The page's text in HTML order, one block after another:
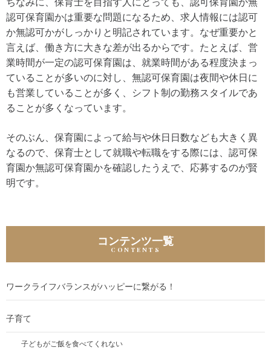
認可保育園かは重要な問題になるため、求人情報には認可
か無認可かがしっかりと明記されています。なぜ重要かと
言えば、働き方に大きな差が出るからです。たとえば、営
業時間が一定の認可保育園は、就業時間がある程度決まっ
ていることが多いのに対し、無認可保育園は夜間や休日に
も営業していることが多く、シフト制の勤務スタイルであ
ることが多くなっています。
そのぶん、保育園によって給与や休日日数なども大きく異
なるので、保育士として就職や転職をする際には、認可保
育園か無認可保育園かを確認したうえで、応募するのが賢
明です。
コンテンツ一覧
ワークライフバランスがハッピーに繋がる！
子育て
子どもがご飯を食べてくれない